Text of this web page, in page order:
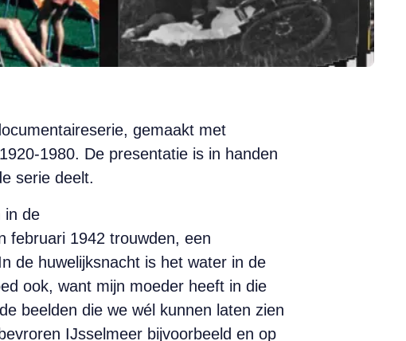
gemaakt met
1980. De presentatie is in handen
serie deelt.
in de
februari 1942 trouwden, een
de huwelijksnacht is het water in de
ook, want mijn moeder heeft in die
beelden die we wél kunnen laten zien
IJsselmeer bijvoorbeeld en op